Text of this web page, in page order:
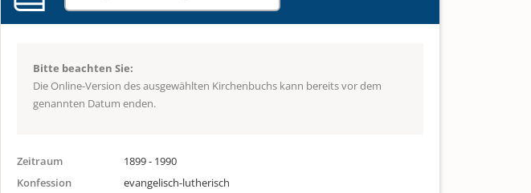
Bitte beachten Sie:
Die Online-Version des ausgewählten Kirchenbuchs kann bereits vor dem
genannten Datum enden.
Zeitraum
1899 - 1990
Konfession
evangelisch-lutherisch